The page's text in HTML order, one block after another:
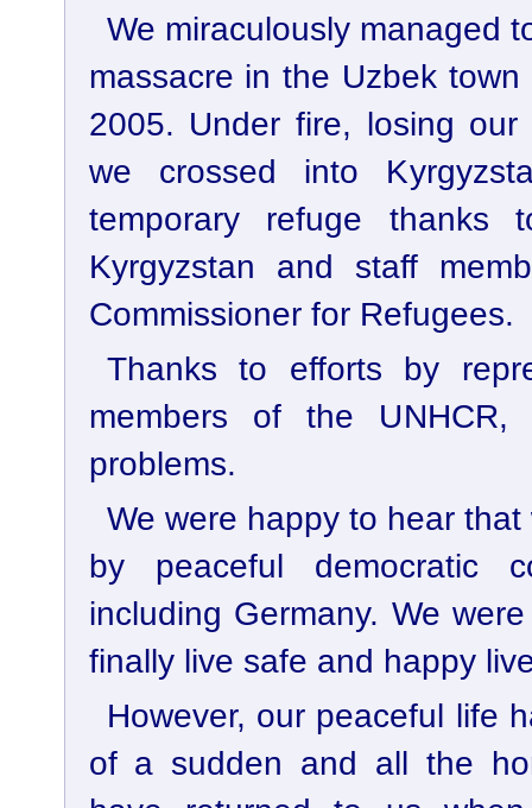
We miraculously managed
massacre in the Uzbek
2005. Under fire, losing
we crossed into
temporary refuge thanks
Kyrgyzstan and staff
Commissioner for Refugees.
Thanks to efforts by
members of the UNHCR,
problems.
We were happy to hear
by peaceful democratic
including Germany. We
finally live safe and happy
However, our peaceful life
of a sudden and all the